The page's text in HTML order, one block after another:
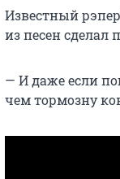
Известный
из песен
— И даже если
чем тормозну